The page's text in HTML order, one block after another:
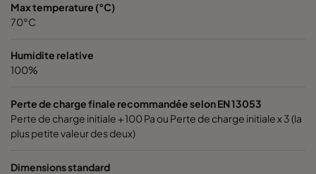
1060 592x592x370-6
1060 592x490x370-6
1060 592x287x370-6
1060 287x592x370-3
Max temperature (°C)
70°C
Humidite relative
100%
Perte de charge finale recommandée selon EN 13053
Perte de charge initiale + 100 Pa ou Perte de charge initiale x 3 (la
plus petite valeur des deux)
Dimensions standard